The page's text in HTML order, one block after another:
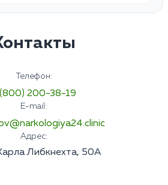
Телефон:
200-38-19
E-mail:
Адрес:
Либкнехта, 50А